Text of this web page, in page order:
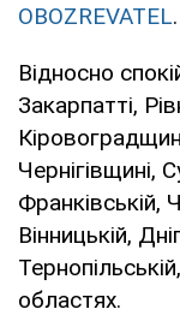
OBOZREVATEL.
Відносно
Закарпатті,
Чернігівщині,
Франківській,
Вінницькій,
областях.